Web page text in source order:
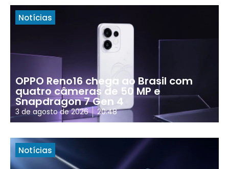
Notícias
OPPO Reno16 chega ao Brasil com
quatro câmeras de 50 MP e
Snapdragon 7 Gen 4
3 de agosto de 2026 20:48
Notícias